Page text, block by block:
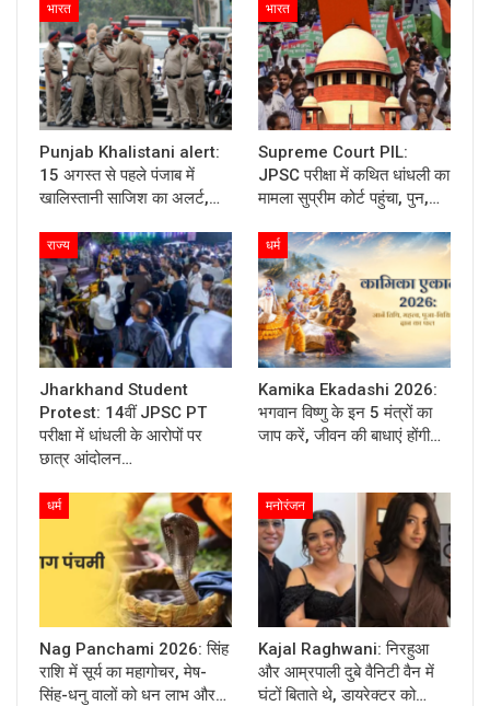
भारत
Punjab Khalistani alert:
15 अगस्त से पहले पंजाब में
खालिस्तानी साजिश का अलर्ट,…
भारत
Supreme Court PIL:
JPSC परीक्षा में कथित धांधली का
मामला सुप्रीम कोर्ट पहुंचा, पुन,…
राज्य
Jharkhand Student
Protest: 14वीं JPSC PT
परीक्षा में धांधली के आरोपों पर
छात्र आंदोलन…
धर्म
Kamika Ekadashi 2026:
भगवान विष्णु के इन 5 मंत्रों का
जाप करें, जीवन की बाधाएं होंगी…
धर्म
Nag Panchami 2026: सिंह
राशि में सूर्य का महागोचर, मेष-
सिंह-धनु वालों को धन लाभ और…
मनोरंजन
Kajal Raghwani: निरहुआ
और आम्रपाली दुबे वैनिटी वैन में
घंटों बिताते थे, डायरेक्टर को…